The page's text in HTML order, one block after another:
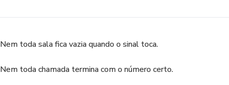
Nem toda sala fica vazia quando o sinal toca.
Nem toda chamada termina com o número certo.